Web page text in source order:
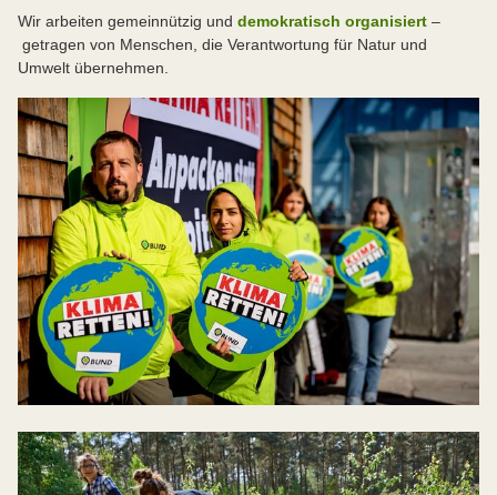
Wir arbeiten gemeinnützig und demokratisch organisiert –
getragen von Menschen, die Verantwortung für Natur und
Umwelt übernehmen.